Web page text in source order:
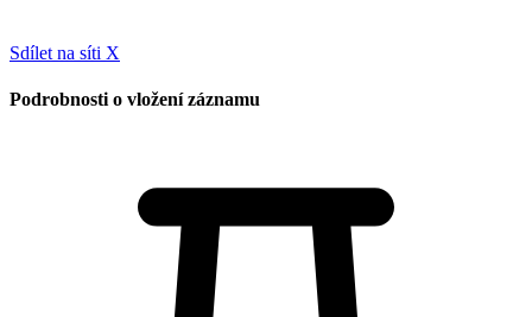
Sdílet na síti X
Podrobnosti o vložení záznamu